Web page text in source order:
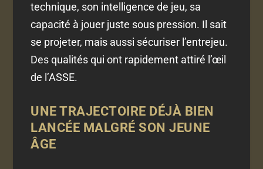
technique, son intelligence de jeu, sa
capacité à jouer juste sous pression. Il sait
se projeter, mais aussi sécuriser l’entrejeu.
Des qualités qui ont rapidement attiré l’œil
de l’ASSE.
UNE TRAJECTOIRE DÉJÀ BIEN
LANCÉE MALGRÉ SON JEUNE
ÂGE